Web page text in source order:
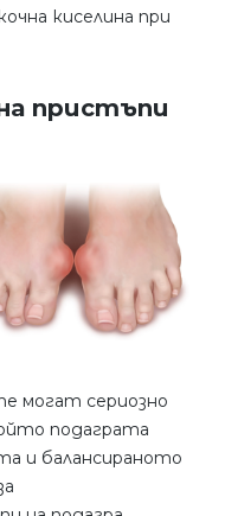
киселина при
пристъпи
могат сериозно
подаграта
и балансираното